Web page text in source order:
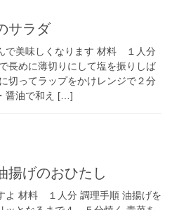
サラダ
で美味しくなります 材料 １人分
長めに薄切りにして塩を振りしば
切ってラップをかけレンジで２分
醤油で和え […]
揚げのおひたし
よ 材料 １人分 調理手順 油揚げを